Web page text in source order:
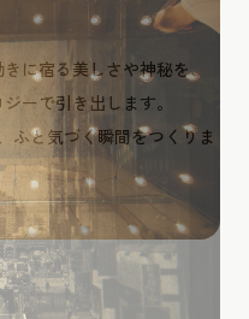
に宿る美しさや神秘を、
ーで引き出します。
ふと気づく瞬間をつくりま